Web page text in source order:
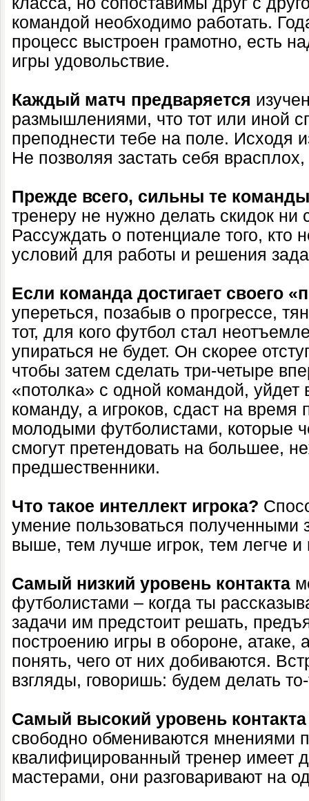
командой необходимо работать.
процесс выстроен грамотно, есть
игры удовольствие.
Каждый матч предваряется
размышлениями, что тот или иной
преподнести тебе на поле. Исходя
Не позволяя застать себя
Прежде всего, сильны те команды
тренеру не нужно делать скидок
Рассуждать о потенциале того, кто
условий для работы и решения
Если команда достигает своего
упереться, позабыв о прогрессе,
тот, для кого футбол стал
упираться не будет. Он скорее
чтобы затем сделать три-четыре
«потолка» с одной командой,
команду, а игроков, сдаст на время
молодыми футболистами, которые
смогут претендовать на большее,
предшественники.
Что такое интеллект игрока?
умение пользоваться полученными
выше, тем лучше игрок, тем легче и
Самый низкий уровень контакта
футболистами – когда ты
задачи им предстоит решать,
построению игры в обороне, атаке,
понять, чего от них добиваются.
взгляды, говоришь: будем делать
Самый высокий уровень контакта
свободно обмениваются мнениями
квалифицированный тренер имеет
мастерами, они разговаривают на